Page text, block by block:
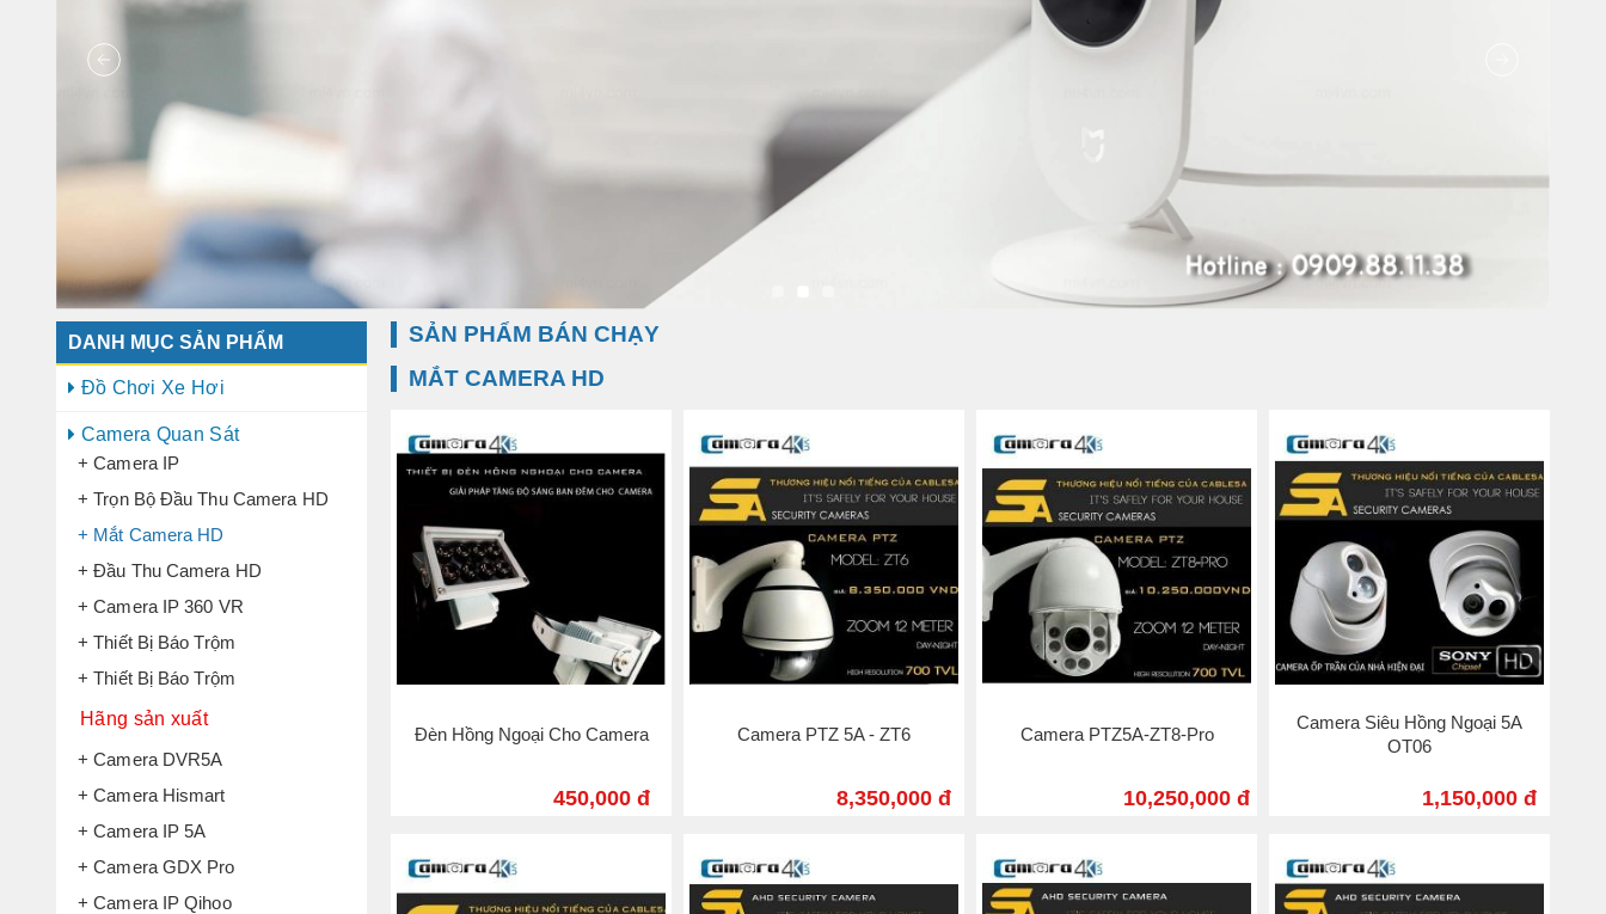
DANH MỤC SẢN PHẨM
Đồ Chơi Xe Hơi
Camera Quan Sát
+ Camera IP
+ Trọn Bộ Đầu Thu Camera HD
+ Mắt Camera HD
+ Đầu Thu Camera HD
+ Camera IP 360 VR
+ Thiết Bị Báo Trộm
+ Thiết Bị Báo Trộm
Hãng sản xuất
+ Camera DVR5A
+ Camera Hismart
+ Camera IP 5A
+ Camera GDX Pro
+ Camera IP Qihoo
SẢN PHẨM BÁN CHẠY
MẮT CAMERA HD
Đèn Hồng Ngoại Cho Camera
450,000 đ
Camera PTZ 5A - ZT6
8,350,000 đ
Camera PTZ5A-ZT8-Pro
10,250,000 đ
Camera Siêu Hồng Ngoại 5A
OT06
1,150,000 đ